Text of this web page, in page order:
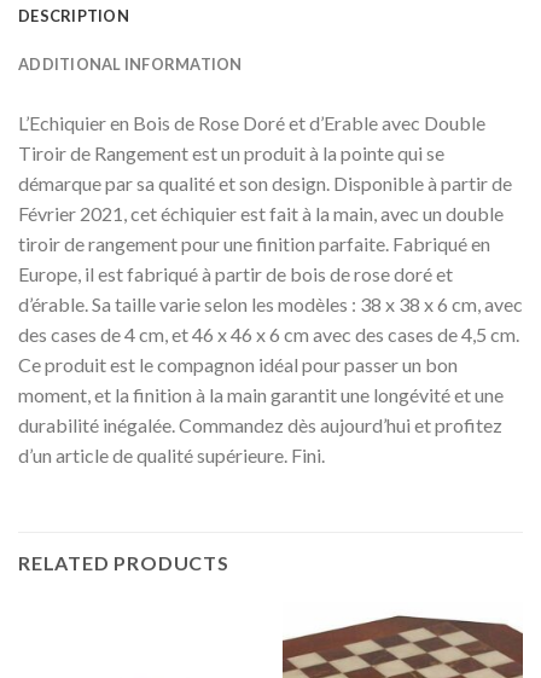
DESCRIPTION
ADDITIONAL INFORMATION
L’Echiquier en Bois de Rose Doré et d’Erable avec Double
Tiroir de Rangement est un produit à la pointe qui se
démarque par sa qualité et son design. Disponible à partir de
Février 2021, cet échiquier est fait à la main, avec un double
tiroir de rangement pour une finition parfaite. Fabriqué en
Europe, il est fabriqué à partir de bois de rose doré et
d’érable. Sa taille varie selon les modèles : 38 x 38 x 6 cm, avec
des cases de 4 cm, et 46 x 46 x 6 cm avec des cases de 4,5 cm.
Ce produit est le compagnon idéal pour passer un bon
moment, et la finition à la main garantit une longévité et une
durabilité inégalée. Commandez dès aujourd’hui et profitez
d’un article de qualité supérieure. Fini.
RELATED PRODUCTS